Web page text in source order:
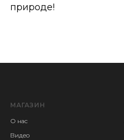
природе!
МАГАЗИН
О нас
Видео